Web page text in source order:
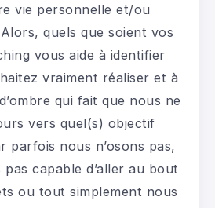
vie personnelle et/ou
quels que soient vos
vous aide à identifier
vraiment réaliser et à
qui fait que nous ne
vers quel(s) objectif
parfois nous n’osons pas,
capable d’aller au bout
ou tout simplement nous